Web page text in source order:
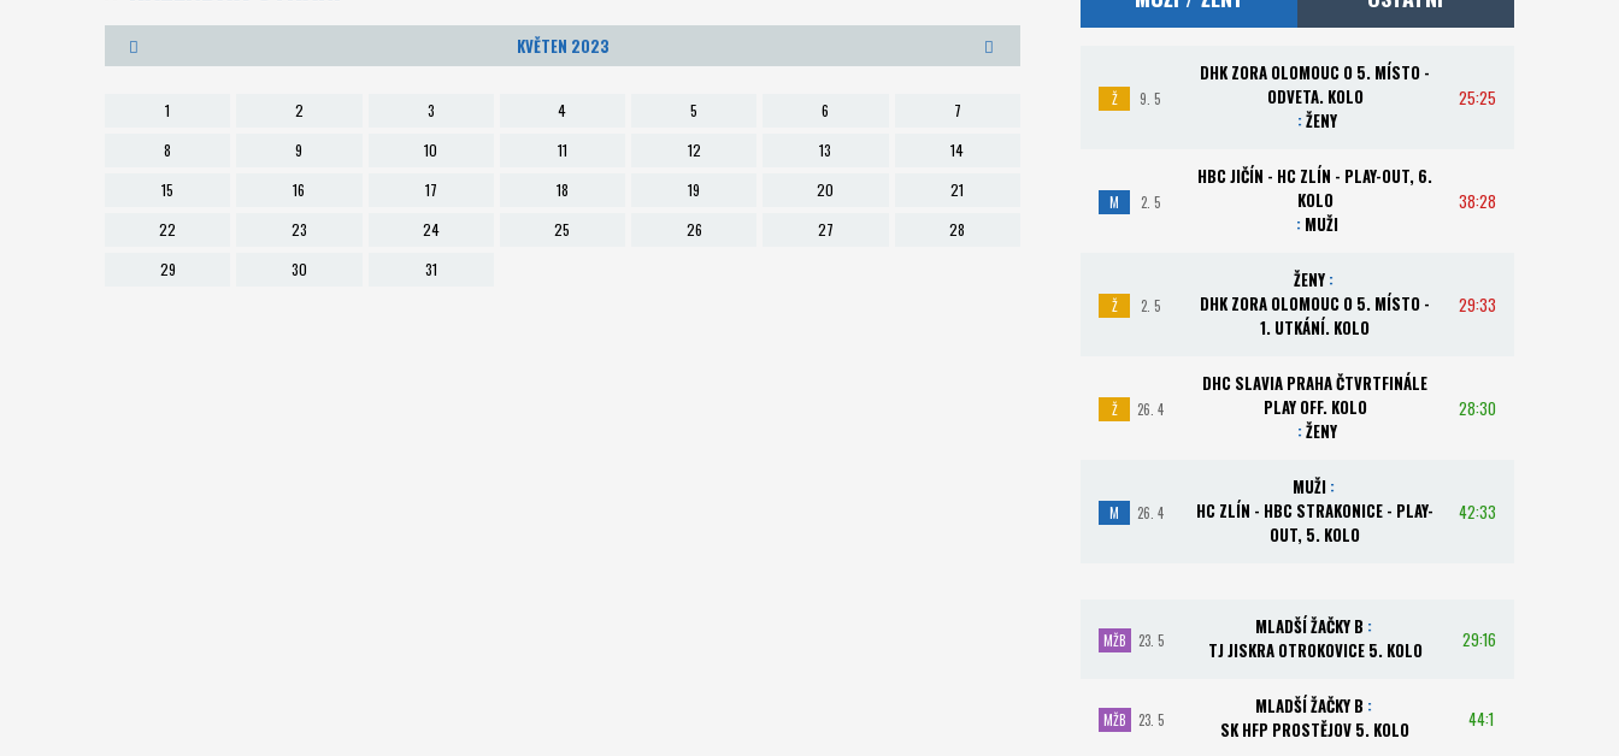
KVĚTEN 2023
1 2 3 4 5 6
7
8
9 10 11 12 13
14
15
16 17 18 19 20
21
22
23 24 25 26 27
28
29
30 31
Ž 9. 5
DHK ZORA OLOMOUC O 5. MÍSTO -
ODVETA. KOLO
: ŽENY
25:25
M 2. 5
HBC JIČÍN - HC ZLÍN - PLAY-OUT, 6.
KOLO
: MUŽI
38:28
Ž 2. 5
ŽENY:
DHK ZORA OLOMOUC O 5. MÍSTO -
1. UTKÁNÍ. KOLO
29:33
Ž 26. 4
DHC SLAVIA PRAHA ČTVRTFINÁLE
PLAY OFF. KOLO
: ŽENY
28:30
M 26. 4
MUŽI :
HC ZLÍN - HBC STRAKONICE - PLAY-
OUT, 5. KOLO
42:33
MŽB 23. 5
MLADŠÍ ŽAČKY B :
TJ JISKRA OTROKOVICE 5. KOLO
29:16
MŽB 23. 5
MLADŠÍ ŽAČKY B :
SK HFP PROSTĚJOV 5. KOLO
44:1